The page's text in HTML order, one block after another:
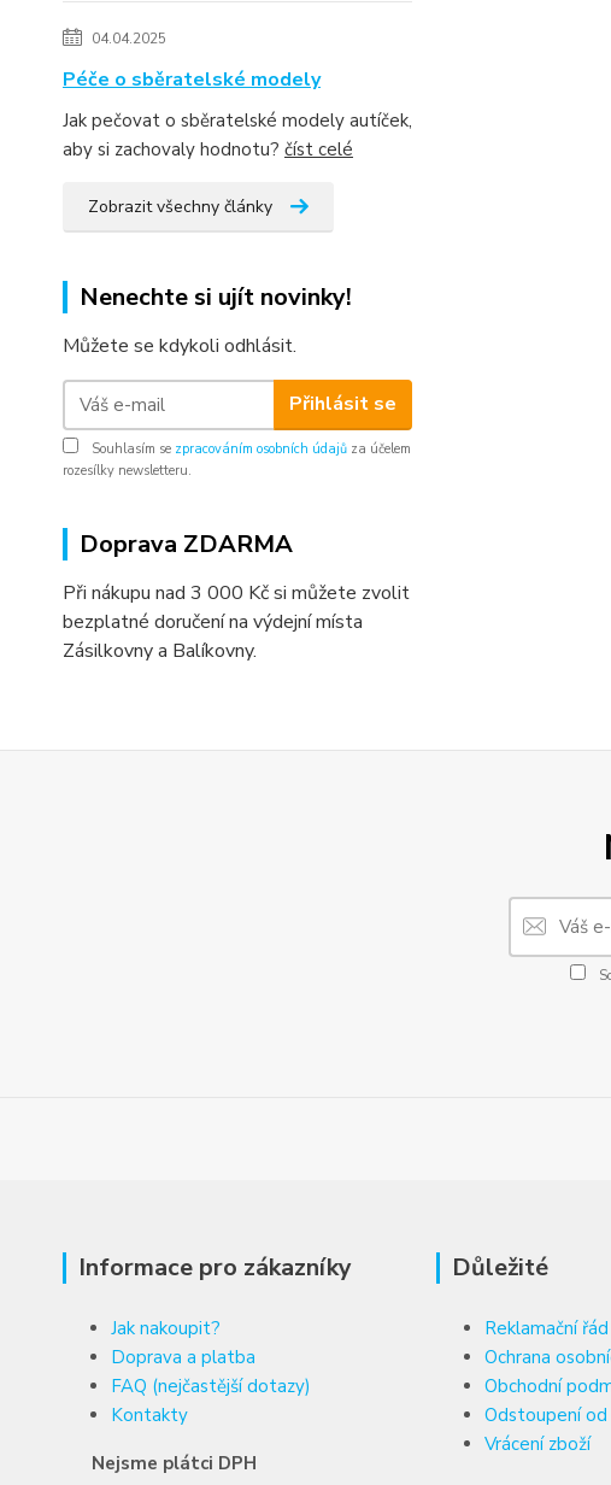
04.04.2025
Péče o sběratelské modely
Jak pečovat o sběratelské modely autíček,
aby si zachovaly hodnotu? číst celé
Zobrazit všechny články
Nenechte si ujít novinky!
Můžete se kdykoli odhlásit.
Přihlásit se
Souhlasím se zpracováním osobních údajů za účelem
rozesílky newsletteru.
Doprava ZDARMA
Při nákupu nad 3 000 Kč si můžete zvolit
bezplatné doručení na výdejní místa
Zásilkovny a Balíkovny.
Informace pro zákazníky
Jak nakoupit?
Doprava a platba
FAQ (nejčastější dotazy)
Kontakty
Nejsme plátci DPH
Důležité
Reklamační řád
Ochrana
Obchodní
Odstoupení
Vrácení zboží